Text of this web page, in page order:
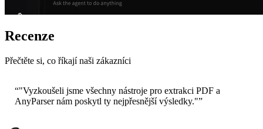
Recenze
Přečtěte si, co říkají naši zákazníci
“"Vyzkoušeli jsme všechny nástroje pro extrakci PDF a
AnyParser nám poskytl ty nejpřesnější výsledky."”